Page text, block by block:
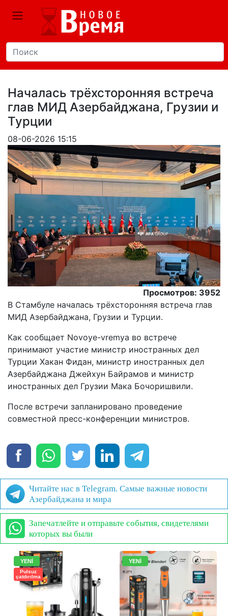
Началась трёхсторонняя встреча
глав МИД Азербайджана, Грузии и
Турции
08-06-2026 15:15
Просмотров: 3952
В Стамбуле началась трёхсторонняя встреча глав
МИД Азербайджана, Грузии и Турции.
Как сообщает Novoye-vremya во встрече
принимают участие министр иностранных дел
Турции Хакан Фидан, министр иностранных дел
Азербайджана Джейхун Байрамов и министр
иностранных дел Грузии Мака Бочоришвили.
После встречи запланировано проведение
совместной пресс-конференции министров.
Читайте нас в Telegram. Самые важные новости
Азербайджана и мира
Запечатлейте и отправьте события, свидетелями
которых вы были